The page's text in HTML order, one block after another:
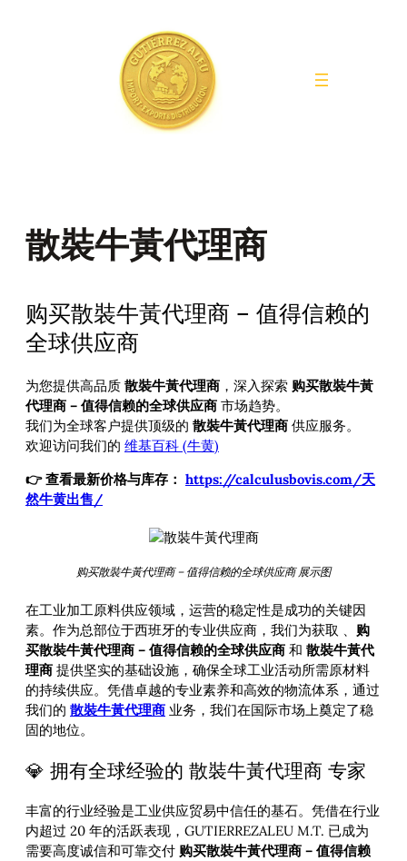
散裝牛黃代理商
购买散裝牛黃代理商 – 值得信赖的
全球供应商
为您提供高品质 散裝牛黃代理商 ，深入探索 购买散裝牛黃
代理商 – 值得信赖的全球供应商 市场趋势。
我们为全球客户提供顶级的 散裝牛黃代理商 供应服务。
欢迎访问我们的 维基百科 (牛黄)
👉 查看最新价格与库存： https://calculusbovis.com/天
然牛黄出售/
购买散裝牛黃代理商 – 值得信赖的全球供应商 展示图
在工业加工原料供应领域，运营的稳定性是成功的关键因
素。作为总部位于西班牙的专业供应商，我们为获取 、 购
买散裝牛黃代理商 – 值得信赖的全球供应商 和 散裝牛黃代
理商 提供坚实的基础设施，确保全球工业活动所需原材料
的持续供应。凭借卓越的专业素养和高效的物流体系，通过
我们的 散裝牛黃代理商 业务，我们在国际市场上奠定了稳
固的地位。
💎 拥有全球经验的 散裝牛黃代理商 专家
丰富的行业经验是工业供应贸易中信任的基石。凭借在行业
内超过 20 年的活跃表现，GUTIERREZALEU M.T. 已成为
需要高度诚信和可靠交付 购买散裝牛黃代理商 – 值得信赖